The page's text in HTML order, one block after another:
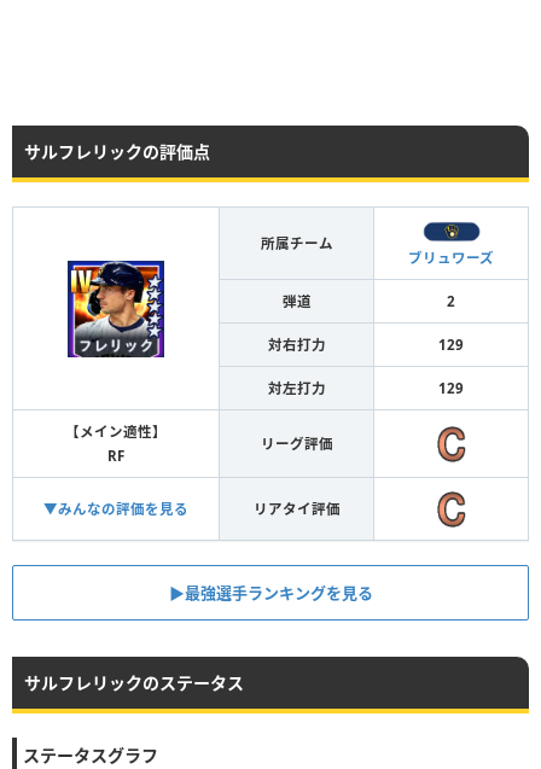
サルフレリックの評価点
所属チーム
ブリュワーズ
弾道 2
対右打力 129
対左打力 129
【メイン適性】
RF
リーグ評価
▼みんなの評価を見る リアタイ評価
▶︎最強選手ランキングを見る
サルフレリックのステータス
ステータスグラフ